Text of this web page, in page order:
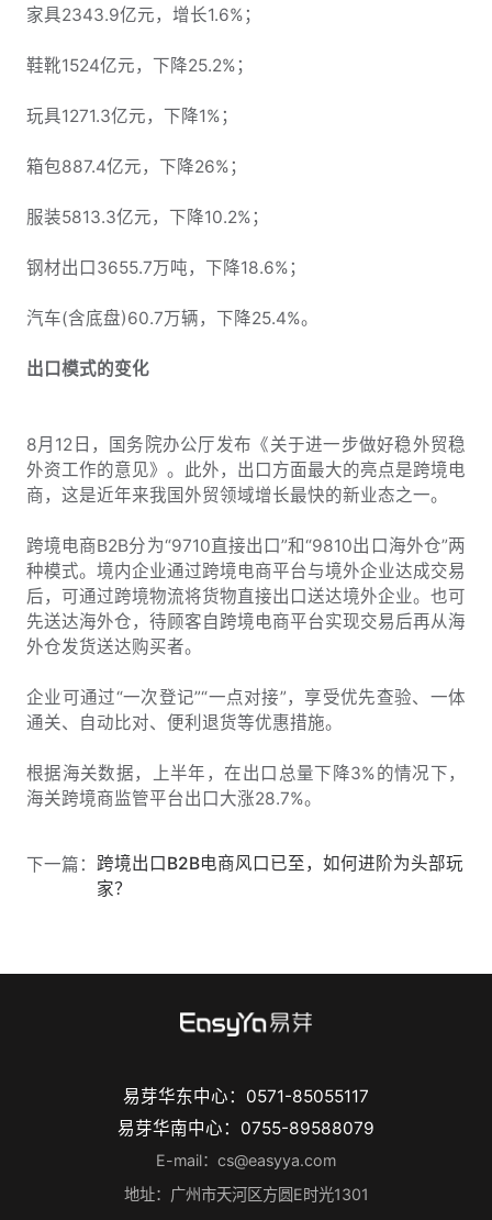
家具2343.9亿元，增长1.6%；
鞋靴1524亿元，下降25.2%；
玩具1271.3亿元，下降1%；
箱包887.4亿元，下降26%；
服装5813.3亿元，下降10.2%；
钢材出口3655.7万吨，下降18.6%；
汽车(含底盘)60.7万辆，下降25.4%。
出口模式的变化
8月12日，国务院办公厅发布《关于进一步做好稳外贸稳
外资工作的意见》。此外，出口方面最大的亮点是跨境电
商，这是近年来我国外贸领域增长最快的新业态之一。
跨境电商B2B分为“9710直接出口”和“9810出口海外仓”两
种模式。境内企业通过跨境电商平台与境外企业达成交易
后，可通过跨境物流将货物直接出口送达境外企业。也可
先送达海外仓，待顾客自跨境电商平台实现交易后再从海
外仓发货送达购买者。
企业可通过“一次登记”“一点对接”，享受优先查验、一体
通关、自动比对、便利退货等优惠措施。
根据海关数据，上半年，在出口总量下降3%的情况下，
海关跨境商监管平台出口大涨28.7%。
下一篇： 跨境出口B2B电商风口已至，如何进阶为头部玩
家？
易芽华东中心：0571-85055117
易芽华南中心：0755-89588079
E-mail：cs@easyya.com
地址：广州市天河区方圆E时光1301